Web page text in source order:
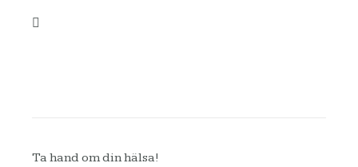
Ta hand om din hälsa!